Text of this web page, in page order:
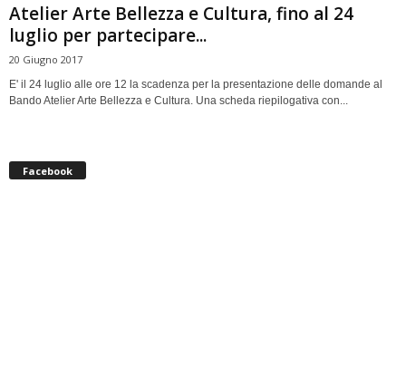
Atelier Arte Bellezza e Cultura, fino al 24
luglio per partecipare...
20 Giugno 2017
E' il 24 luglio alle ore 12 la scadenza per la presentazione delle domande al
Bando Atelier Arte Bellezza e Cultura. Una scheda riepilogativa con...
Facebook